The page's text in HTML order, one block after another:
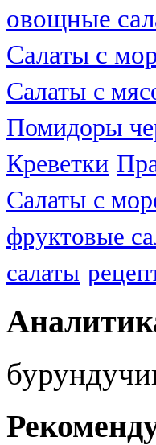
овощные
Салаты с
Салаты с
Помидоры
Креветки
Салаты с
фруктовые
салаты